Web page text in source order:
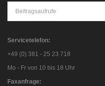
Beitragsaufrufe
Servicetelefon:
+49 (0) 381 - 25 23 718
Mo - Fr von 10 bis 18 Uhr
Faxanfrage: